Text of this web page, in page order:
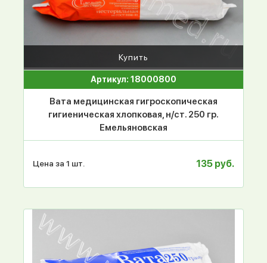
Купить
Артикул: 18000800
Вата медицинская гигроскопическая
гигиеническая хлопковая, н/ст. 250 гр.
Емельяновская
Цена за 1 шт. 135 руб.